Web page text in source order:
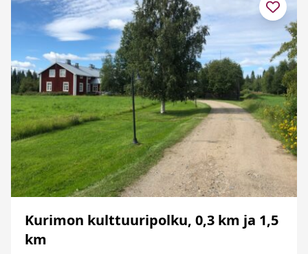
Kurimon kulttuuripolku, 0,3 km ja 1,5
km